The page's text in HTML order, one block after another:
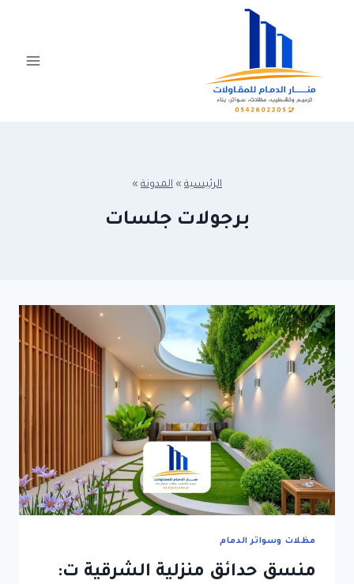
الرئيسية » المدونة »
برجولات جلسات
مظلات وسواتر الدمام
منسق حدائق منزلية الشرقية ت: